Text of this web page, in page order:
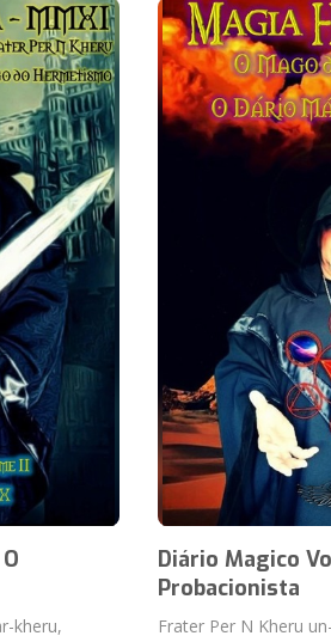
kheru,
Diário Magico
Probacionista
Frater Per N Kheru